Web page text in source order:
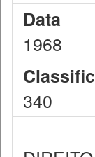
Data
1968
340